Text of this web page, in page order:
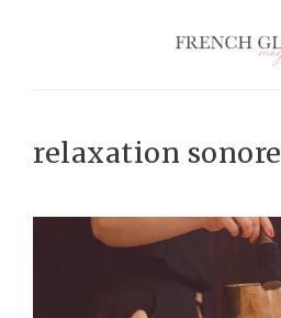
relaxation sonore